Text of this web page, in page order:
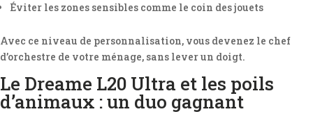
Éviter les zones sensibles comme le coin des jouets
Avec ce niveau de personnalisation, vous devenez le chef
d’orchestre de votre ménage, sans lever un doigt.
Le Dreame L20 Ultra et les poils
d’animaux : un duo gagnant